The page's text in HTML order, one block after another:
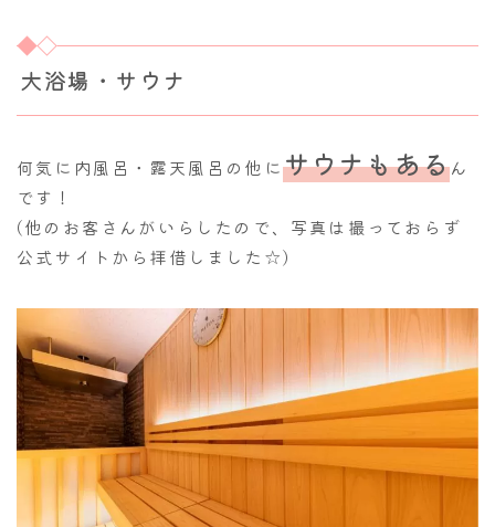
大浴場・サウナ
何気に内風呂・露天風呂の他にサウナもあるん
です！
(他のお客さんがいらしたので、写真は撮っておらず
公式サイトから拝借しました☆)